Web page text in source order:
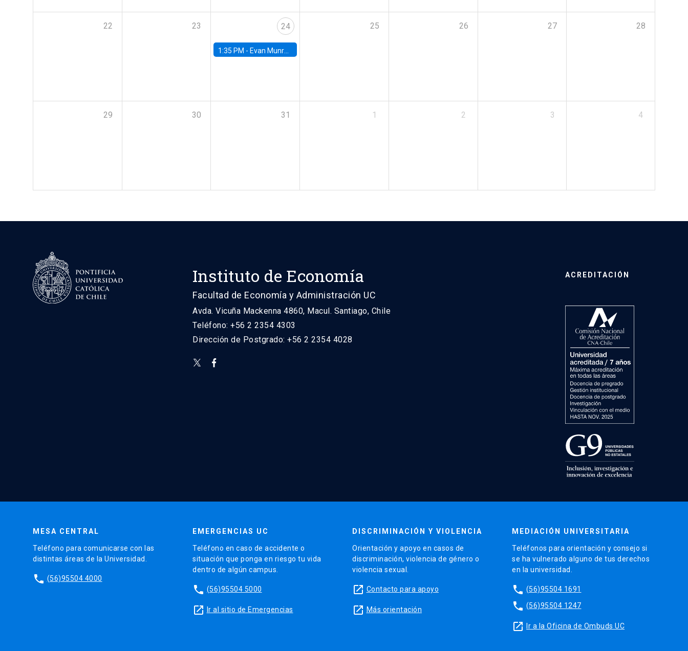
22 23 24
1:35 PM - Evan Munro, Neyman Visiting Assistant Professor in the Department of Statistics at UC Berkeley
25 26 27 28
29 30 31 1 2 3 4
Instituto de Economía
Facultad de Economía y Administración UC
Avda. Vicuña Mackenna 4860, Macul. Santiago, Chile
Teléfono: +56 2 2354 4303
Dirección de Postgrado: +56 2 2354 4028
ACREDITACIÓN
MESA CENTRAL
Teléfono para comunicarse con las
distintas áreas de la Universidad.
phone (56)95504 4000
EMERGENCIAS UC
Teléfono en caso de accidente o
situación que ponga en riesgo tu vida
dentro de algún campus.
phone (56)95504 5000
launch Ir al sitio de Emergencias
DISCRIMINACIÓN Y VIOLENCIA
Orientación y apoyo en casos de
discriminación, violencia de género o
violencia sexual.
launch Contacto para apoyo
launch Más orientación
MEDIACIÓN UNIVERSITARIA
Teléfonos para orientación y consejo si
se ha vulnerado alguno de tus derechos
en la universidad.
phone (56)95504 1691
phone (56)95504 1247
launch Ir a la Oficina de Ombuds UC